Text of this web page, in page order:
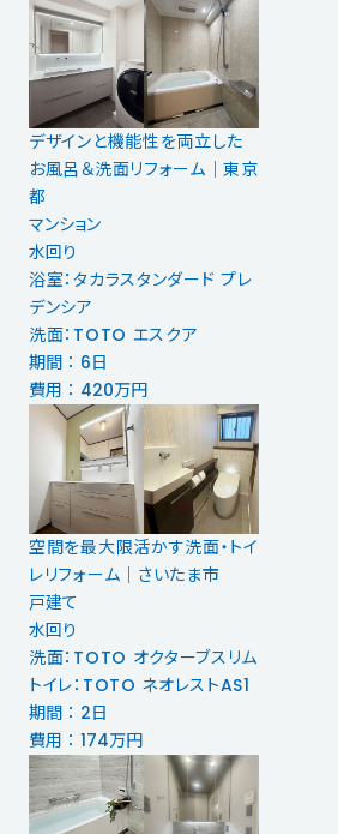
デザインと機能性を両立した
お風呂＆洗面リフォーム｜東京
都
マンション
水回り
浴室：タカラスタンダード プレ
デンシア
洗面：TOTO エスクア
期間 ： 6日
費用 ： 420万円
空間を最大限活かす洗面・トイ
レリフォーム｜さいたま市
戸建て
水回り
洗面：TOTO オクターブスリム
トイレ：TOTO ネオレストAS1
期間 ： 2日
費用 ： 174万円